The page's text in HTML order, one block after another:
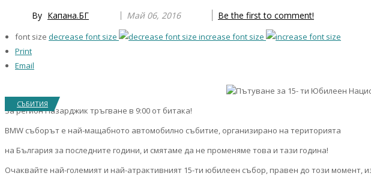
By Капана.БГ Май 06, 2016 Be the first to comment!
font size decrease font size
increase font size
Print
Email
СЪБИТИЯ
За регион Пазарджик тръгване в 9:00 от битака!
BMW съборът е най-­мащабното автомобилно събитие, организирано на територията
на България за последните години, и смятаме да не променяме това и тази година!
Очаквайте най-големият и най-атрактивният 15-ти юбилеен събор, правен до този момент,